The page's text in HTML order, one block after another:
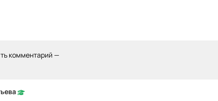
комментарий —